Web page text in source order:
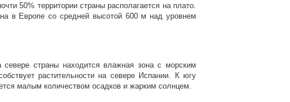
50% территории страны располагается на плато.
в Европе со средней высотой 600 м над уровнем
страны находится влажная зона с морским
растительности на севере Испании. К югу
малым количеством осадков и жарким солнцем.